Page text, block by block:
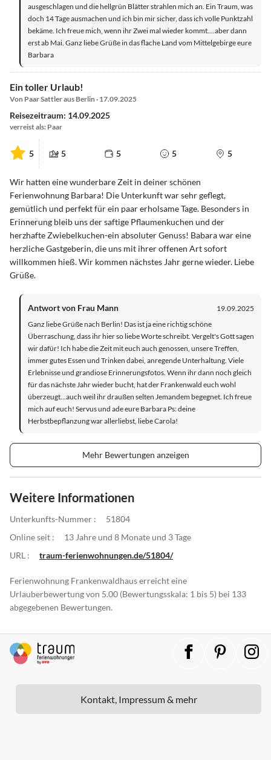
ausgeschlagen und die hellgrün Blätter strahlen mich an. Ein Traum, was
doch 14 Tage ausmachen und ich bin mir sicher, dass ich volle Punktzahl
bekäme. Ich freue mich, wenn ihr Zwei mal wieder kommt....aber dann
erst ab Mai. Ganz liebe Grüße in das flache Land vom Mittelgebirge eure
Barbara
Ein toller Urlaub!
Von Paar Sattler aus Berlin · 17.09.2025
Reisezeitraum: 14.09.2025
verreist als: Paar
5 5 5 5 5
Wir hatten eine wunderbare Zeit in deiner schönen
Ferienwohnung Barbara! Die Unterkunft war sehr geflegt,
gemütlich und perfekt für ein paar erholsame Tage. Besonders in
Erinnerung bleib uns der saftige Pflaumenkuchen und der
herzhafte Zwiebelkuchen-ein absoluter Genuss! Babara war eine
herzliche Gastgeberin, die uns mit ihrer offenen Art sofort
willkommen hieß. Wir kommen nächstes Jahr gerne wieder. Liebe
Grüße.
Antwort von Frau Mann
19.09.2025
Ganz liebe Grüße nach Berlin! Das ist ja eine richtig schöne
Überraschung, dass ihr hier so liebe Worte schreibt. Vergelt's Gott sagen
wir dafür! Ich habe die Zeit mit euch auch genossen, unsere Treffen,
immer gutes Essen und Trinken dabei, anregende Unterhaltung. Viele
Erlebnisse und grandiose Erinnerungsfotos. Wenn ihr dann noch gleich
für das nächste Jahr wieder bucht, hat der Frankenwald euch wohl
überzeugt...auch weil ihr draußen selten Jemandem begegnet. Ich freue
mich auf euch! Servus und ade eure Barbara Ps: deine
Herbstbepflanzung war allerliebst, liebe Carola!
Mehr Bewertungen anzeigen
Weitere Informationen
Unterkunfts-Nummer :
51804
Online seit :
13 Jahre und 8 Monate und 3 Tage
URL :
traum-ferienwohnungen.de/51804/
Ferienwohnung Frankenwaldhaus erreicht eine
Urlauberbewertung von 5.00 (Bewertungsskala: 1 bis 5) bei 133
abgegebenen Bewertungen.
Kontakt, Impressum & mehr